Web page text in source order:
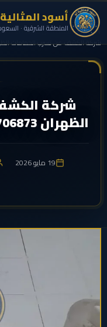
أسود
المنطقة الشرقية · الرئيسية›الكشف عن تسربات الحمامات
شركة
الظهران 0541706873 اسود المثالية تو
19 مايو 2026